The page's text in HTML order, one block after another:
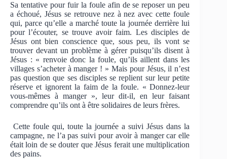
Sa tentative pour fuir la foule afin de se reposer un peu
a échoué, Jésus se retrouve nez à nez avec cette foule
qui, parce qu’elle a marché toute la journée derrière lui
pour l’écouter, se trouve avoir faim. Les disciples de
Jésus ont bien conscience que, sous peu, ils vont se
trouver devant un problème à gérer puisqu’ils disent à
Jésus : « renvoie donc la foule, qu’ils aillent dans les
villages s’acheter à manger ! » Mais pour Jésus, il n’est
pas question que ses disciples se replient sur leur petite
réserve et ignorent la faim de la foule. « Donnez-leur
vous-mêmes à manger », leur dit-il, en leur faisant
comprendre qu’ils ont à être solidaires de leurs frères.
Cette foule qui, toute la journée a suivi Jésus dans la
campagne, ne l’a pas suivi pour avoir à manger car elle
était loin de se douter que Jésus ferait une multiplication
des pains.